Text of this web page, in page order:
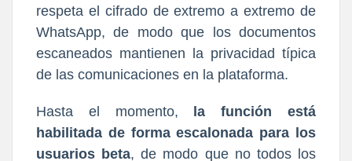
respeta el cifrado de extremo a extremo de
WhatsApp, de modo que los documentos
escaneados mantienen la privacidad típica
de las comunicaciones en la plataforma.
Hasta el momento, la función está
habilitada de forma escalonada para los
usuarios beta, de modo que no todos los